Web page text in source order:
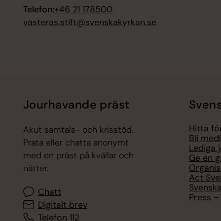
Telefon:+46 21 178500
vasteras.stift@svenskakyrkan.se
Jourhavande präst
Akut samtals- och krisstöd.
Prata eller chatta anonymt
med en präst på kvällar och
nätter.
Chatt
Digitalt brev
Telefon 112
Hitta
Bli
Lediga
Ge en
Act
Press